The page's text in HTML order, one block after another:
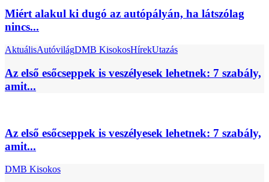
Miért alakul ki dugó az autópályán, ha látszólag
nincs...
AktuálisAutóvilágDMB KisokosHírekUtazás
Az első esőcseppek is veszélyesek lehetnek: 7 szabály,
amit...
Az első esőcseppek is veszélyesek lehetnek: 7 szabály,
amit...
DMB Kisokos